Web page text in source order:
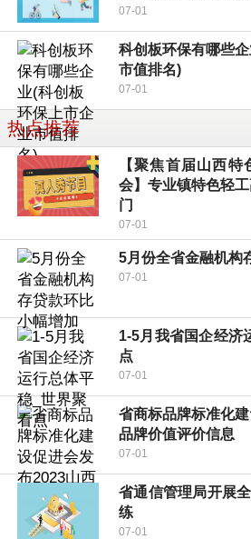
07-01
科创板环保有哪些
市值排名)
07-01
热点推荐
【聚焦首届山西
会】专业镇特色轻
门
07-01
5月份全省金融机构
07-01
1-5月我省国企经济
点
07-01
省商标品牌标准化
品牌价值评价信息
07-01
省通信管理局开展
练
07-01